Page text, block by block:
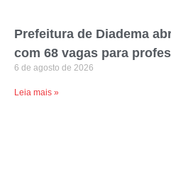
Prefeitura de Diadema
com 68 vagas para
6 de agosto de 2026
Leia mais »